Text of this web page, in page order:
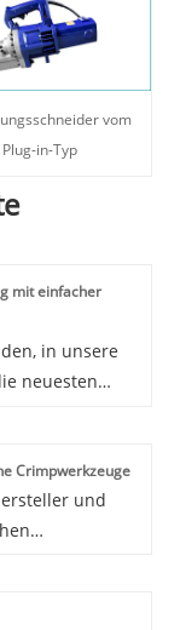
vom
Plug-in-Typ
mit einfacher
in unsere
neuesten
Hersteller von
Palette von
wird
Crimpwerkzeuge
und